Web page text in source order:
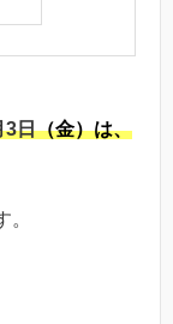
3日（金）は、
。